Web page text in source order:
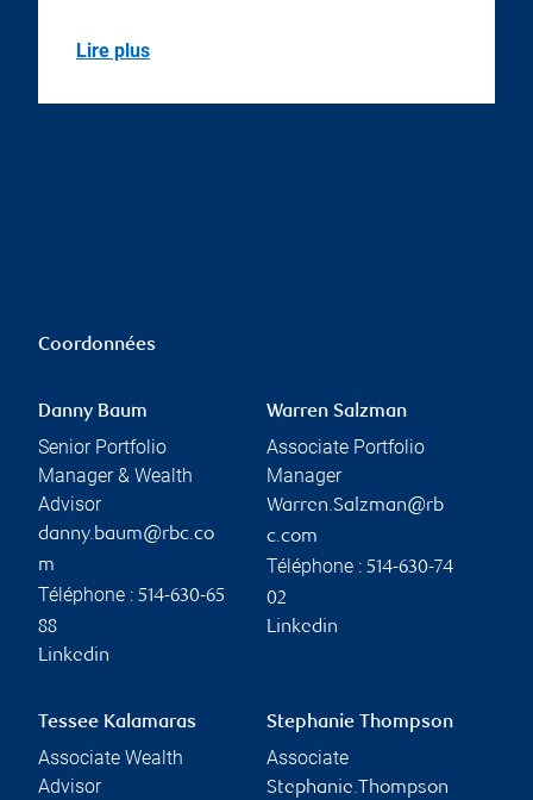
Lire plus
Coordonnées
Danny Baum
Senior Portfolio
Manager & Wealth
Advisor
danny.baum@rbc.co
m
Téléphone : 514-630-65
88
Linkedin
Warren Salzman
Associate Portfolio
Manager
Warren.Salzman@rb
c.com
Téléphone : 514-630-74
02
Linkedin
Tessee Kalamaras
Associate Wealth
Advisor
Stephanie Thompson
Associate
Stephanie.Thompson